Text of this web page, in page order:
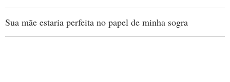
Sua mãe estaria perfeita no papel de minha sogra